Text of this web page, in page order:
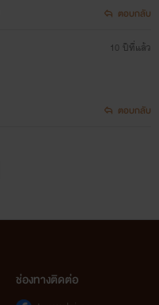
ตอบกลับ
10 ปีที่แล้ว
ตอบกลับ
ช่องทางติดต่อ